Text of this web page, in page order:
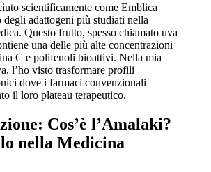
scientificamente come Emblica
adattogeni più studiati nella
Questo frutto, spesso chiamato uva
una delle più alte concentrazioni
C e polifenoli bioattivi. Nella mia
l’ho visto trasformare profili
dove i farmaci convenzionali
il loro plateau terapeutico.
Cos’è l’Amalaki?
nella Medicina